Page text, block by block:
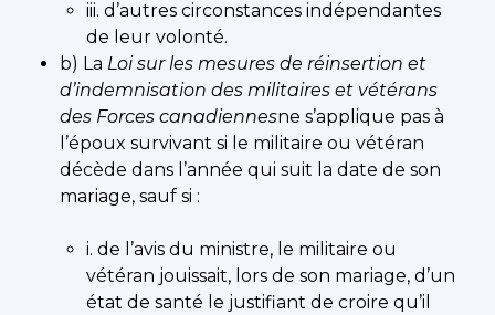
iii. d’autres circonstances indépendantes
de leur volonté.
b) La Loi sur les mesures de réinsertion et
d’indemnisation des militaires et vétérans
des Forces canadiennesne s’applique pas à
l’époux survivant si le militaire ou vétéran
décède dans l’année qui suit la date de son
mariage, sauf si :
i. de l’avis du ministre, le militaire ou
vétéran jouissait, lors de son mariage, d’un
état de santé le justifiant de croire qu’il